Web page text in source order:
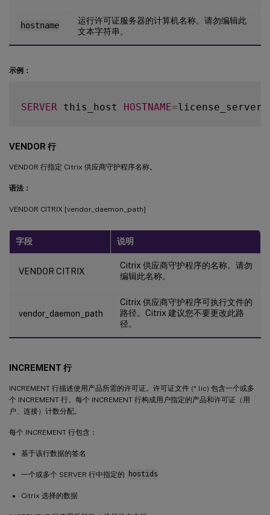
hostname
运行许可证服务器的计算机名称。请勿编辑此
文本字符串。
示例：
SERVER this_host HOSTNAME=
VENDOR 行
VENDOR 行指定 Citrix 供应商守护程序名称。
语法：
VENDOR CITRIX [vendor_daemon_path]
字段 说明
VENDOR CITRIX
Citrix 供应商守护程序的名称。请勿
编辑此名称。
vendor_daemon_path
Citrix 供应商守护程序可执行文件的
路径。Citrix 建议您不要更改此路
径。
INCREMENT 行
INCREMENT 行描述使用产品所需的许可证。许可证文件 (*.lic) 包含一个或多
个 INCREMENT 行。每个 INCREMENT 行构成用户指定的产品和许可证（用
户、连接）计数分配。
每个 INCREMENT 行包含：
基于该行数据的签名
一个或多个 SERVER 行中指定的 hostids
Citrix 选择的数据